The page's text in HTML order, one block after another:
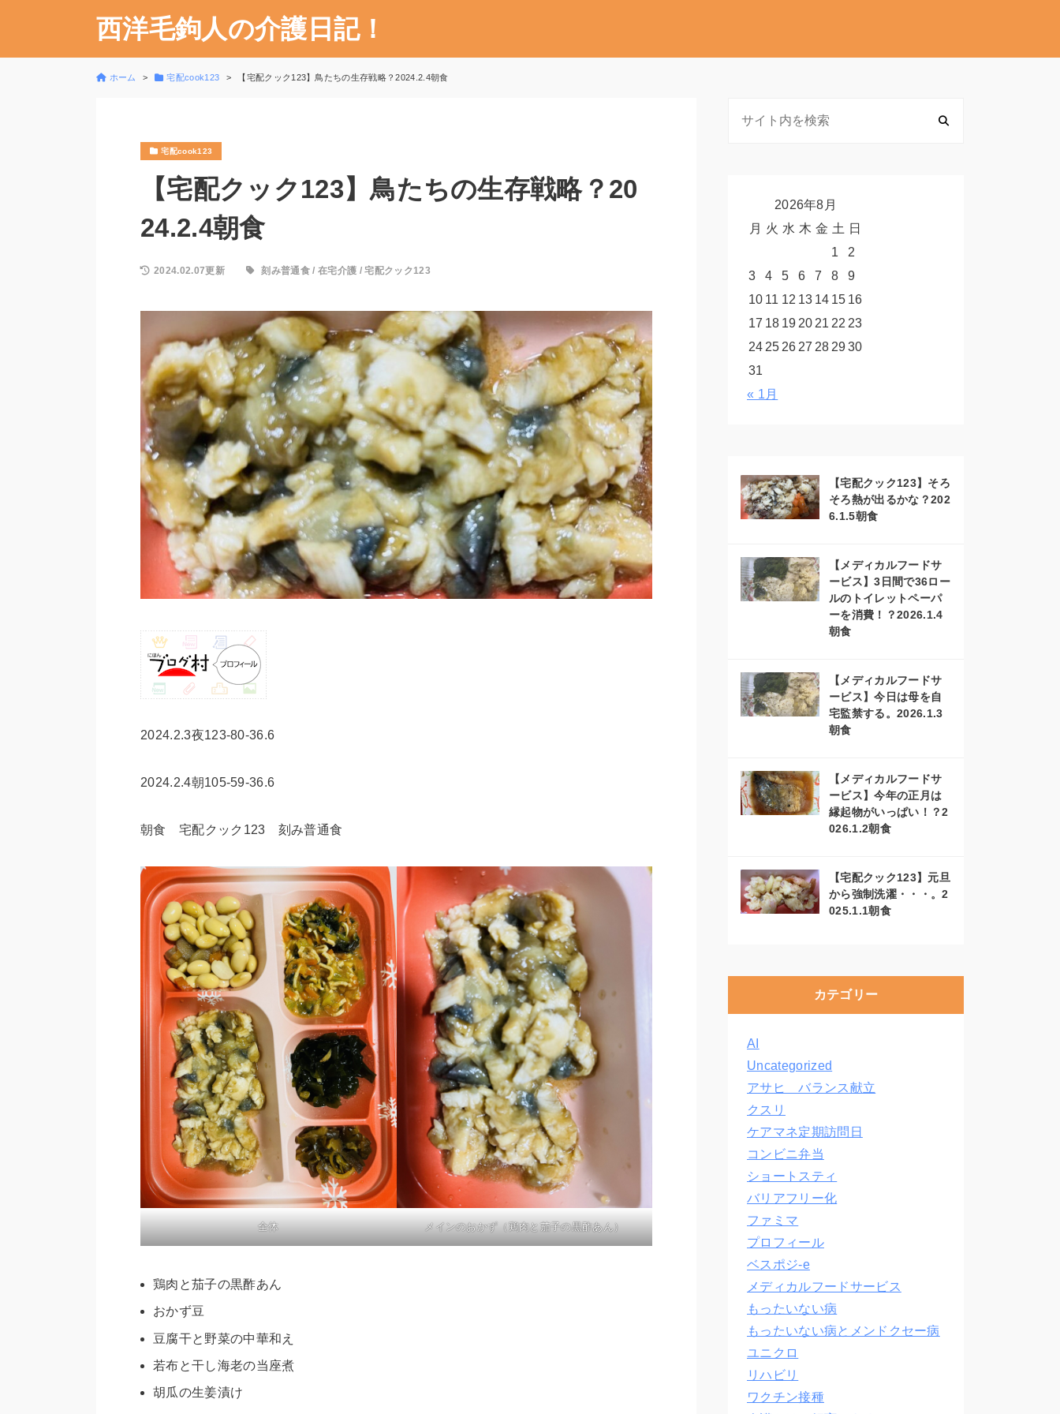
西洋毛鉤人の介護日記！
ホーム 宅配cook123 【宅配クック123】鳥たちの生存戦略？2024.2.4朝食
宅配cook123
【宅配クック123】鳥たちの生存戦略？20
24.2.4朝食
2024.02.07更新 刻み普通食 /在宅介護 /宅配クック123
2024.2.3夜123-80-36.6
2024.2.4朝105-59-36.6
朝食 宅配クック123 刻み普通食
全体 メインのおかず（鶏肉と茄子の黒酢あん）
鶏肉と茄子の黒酢あん
おかず豆
豆腐干と野菜の中華和え
若布と干し海老の当座煮
胡瓜の生姜漬け
2026年8月
月 火 水 木 金 土 日
1
2
3
4 5 6 7 8
9
10 11 12 13 14 15 16
17 18 19 20 21 22 23
24 25 26 27 28 2930
31
« 1月
【宅配クック123】そろ
そろ熱が出るかな？202
6.1.5朝食
【メディカルフードサ
ービス】3日間で36ロー
ルのトイレットペーパ
ーを消費！？2026.1.4
朝食
【メディカルフードサ
ービス】今日は母を自
宅監禁する。2026.1.3
朝食
【メディカルフードサ
ービス】今年の正月は
縁起物がいっぱい！？2
026.1.2朝食
【宅配クック123】元旦
から強制洗濯・・・。2
025.1.1朝食
カテゴリー
AI
Uncategorized
アサヒ バランス献立
クスリ
ケアマネ定期訪問日
コンビニ弁当
ショートスティ
バリアフリー化
ファミマ
プロフィール
ベスポジ-e
メディカルフードサービス
もったいない病
もったいない病とメンドクセー病
ユニクロ
リハビリ
ワクチン接種